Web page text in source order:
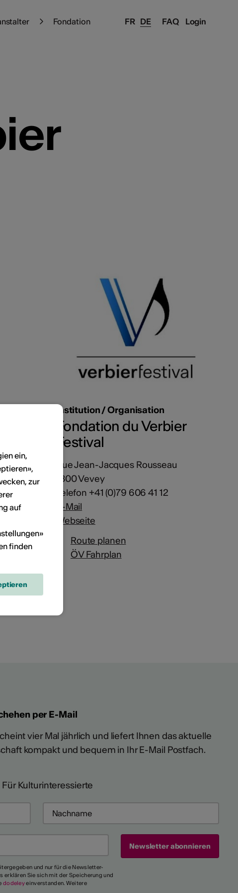
FAQ Login
FR DE
Fondation
Institution / Organisation
Fondation du Verbier
Festival
Rue Jean-Jacques Rousseau
1800 Vevey
Telefon +41 (0)79 606 41 12
E-Mail
Webseite
Route planen
ÖV Fahrplan
per E-Mail
vier Mal jährlich und liefert Ihnen das aktuelle
kompakt und bequem in Ihr E-Mail Postfach.
Für Kulturinteressierte
und nur für die Newsletter-
Sie sich mit der Speicherung und
dodeleyeinverstanden. Weitere
ein,
zur
auf
finden